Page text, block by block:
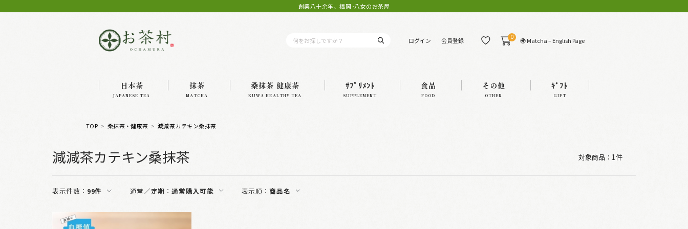
創業八十余年、福岡･八女のお茶屋
ログイン 会員登録 0 🌍 Matcha – English Page
日本茶
JAPANESE TEA
抹茶
MATCHA
桑抹茶 健康茶
KUWA HEALTHY TEA
ｻﾌﾟﾘﾒﾝﾄ
SUPPLEMENT
食品
FOOD
その他
OTHER
ｷﾞﾌﾄ
GIFT
TOP 桑抹茶・健康茶 減減茶カテキン桑抹茶
減減茶カテキン桑抹茶 対象商品： 1件
表示件数： 99件 通常／定期：通常購入可能 表示順：商品名